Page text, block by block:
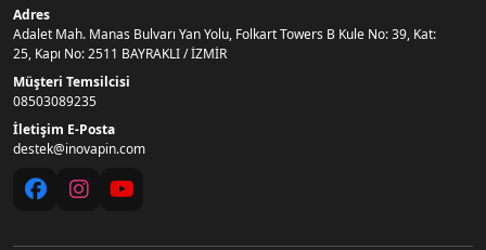
Adres
Adalet Mah. Manas Bulvarı Yan Yolu, Folkart Towers B Kule No: 39, Kat:
25, Kapı No: 2511 BAYRAKLI / İZMİR
Müşteri Temsilcisi
08503089235
İletişim E-Posta
destek@inovapin.com